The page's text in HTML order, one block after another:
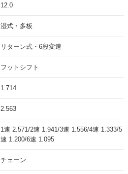
12.0
湿式・多板
リターン式・6段変速
フットシフト
1.714
2.563
1速 2.571/2速 1.941/3速 1.556/4速 1.333/5
速 1.200/6速 1.095
チェーン